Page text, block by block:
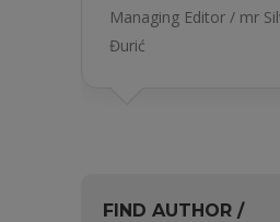
Managing Editor / mr
Đurić
FIND AUTHOR /